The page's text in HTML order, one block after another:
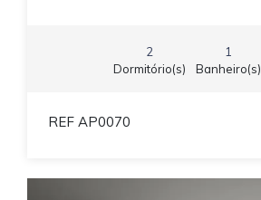
2
Dormitório(s)
1
Banheiro(s)
REF AP0070